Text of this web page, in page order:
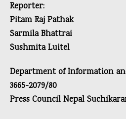
Reporter:
Pitam Raj Pathak
Sarmila Bhattrai
Sushmita Luitel
Department of Information
3665-2079/80
Press Council Nepal